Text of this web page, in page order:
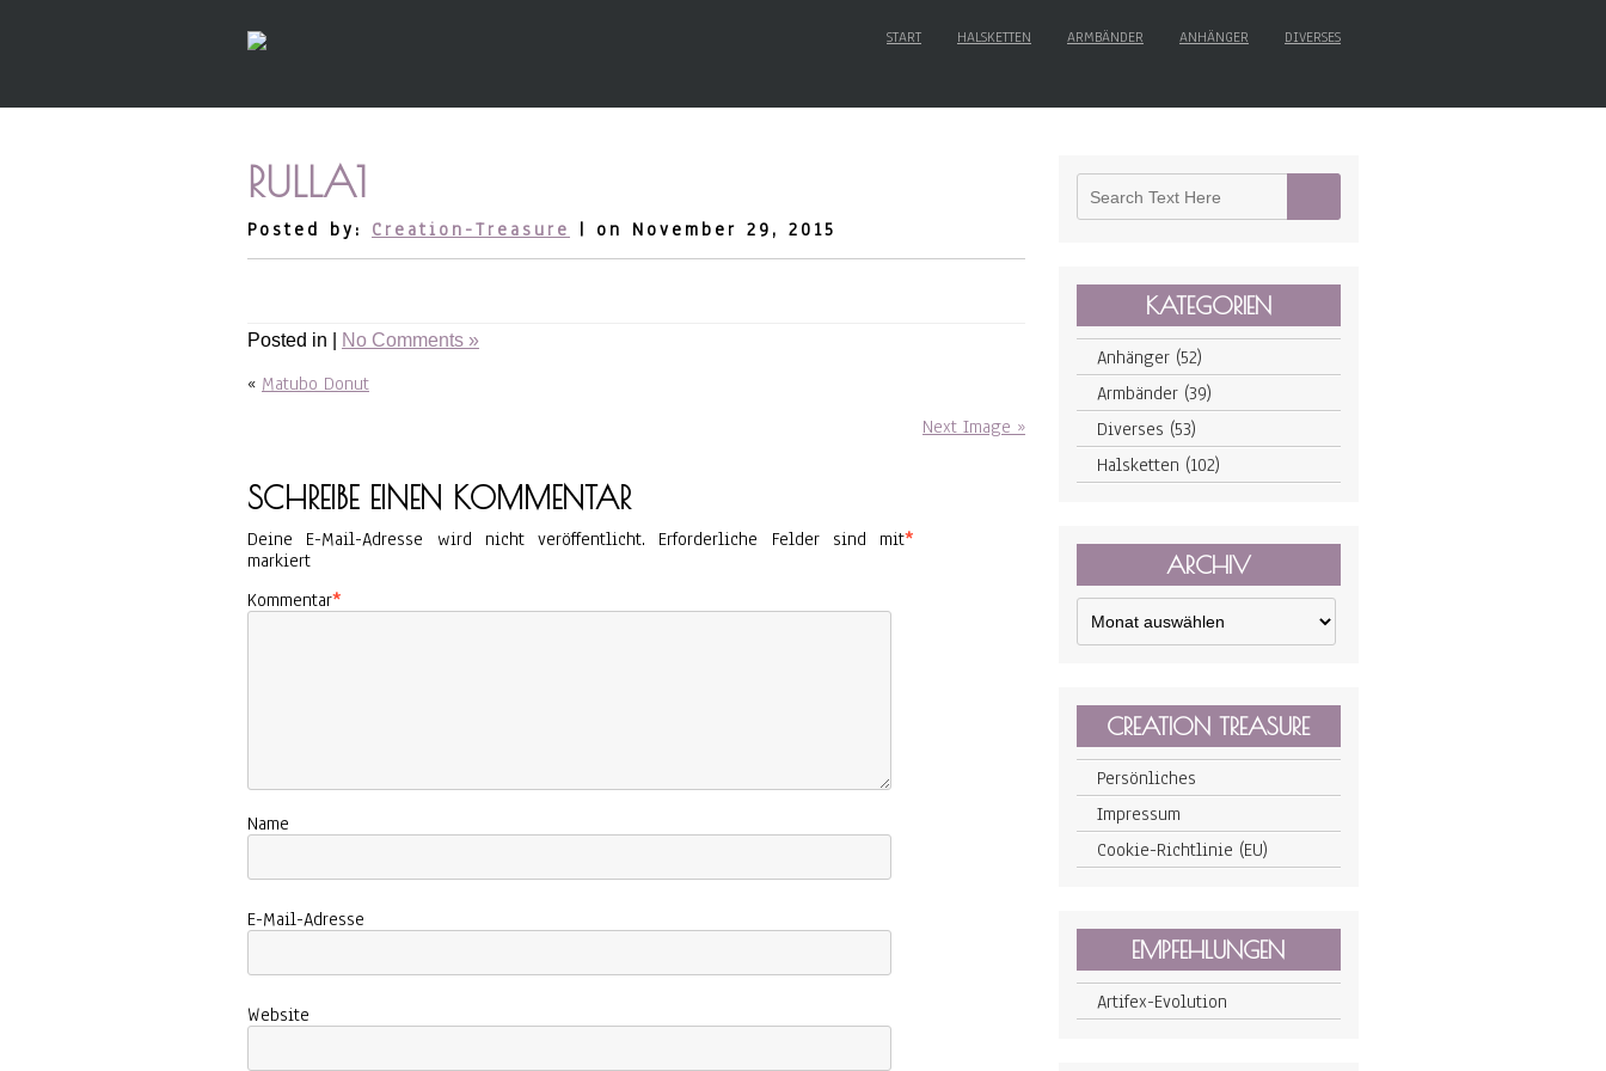
START HALSKETTEN ARMBÄNDER ANHÄNGER DIVERSES
RULLA1
Posted by: Creation-Treasure | on November 29, 2015
Posted in | No Comments »
« Matubo Donut
Next Image »
SCHREIBE EINEN KOMMENTAR
Deine E-Mail-Adresse wird nicht veröffentlicht. Erforderliche Felder sind mit*
markiert
Kommentar*
Name
E-Mail-Adresse
Website
KATEGORIEN
Anhänger(52)
Armbänder(39)
Diverses (53)
Halsketten (102)
ARCHIV
Archiv
CREATION TREASURE
Persönliches
Impressum
Cookie-Richtlinie (EU)
EMPFEHLUNGEN
Artifex-Evolution